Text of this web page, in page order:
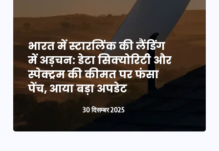
भारत में स्टारलिंक की लैंडिंग
में अड़चन: डेटा सिक्योरिटी और
स्पेक्ट्रम की कीमत पर फंसा
पेंच, आया बड़ा अपडेट
30 दिसम्बर 2025